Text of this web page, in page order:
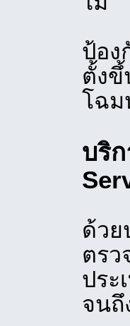
ป้อง
ตั้งขึ้
โฉม
บริ
ด้วย
ตรว
ประ
จนถึ